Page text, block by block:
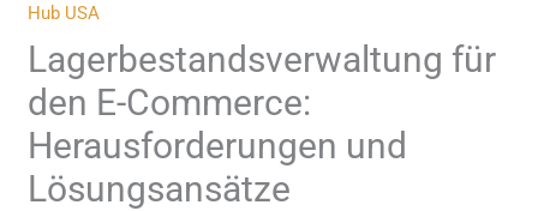
Hub USA
Lagerbestandsverwaltung für
den E-Commerce:
Herausforderungen und
Lösungsansätze